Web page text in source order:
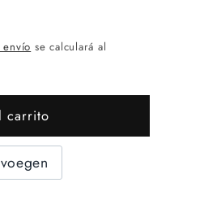
envío se calculará al
carrito